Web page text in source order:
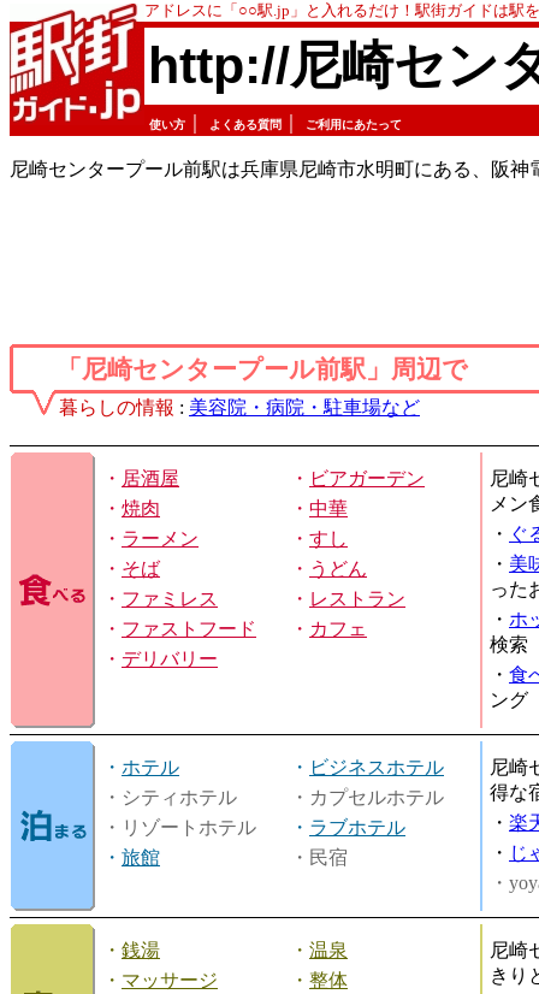
アドレスに「○○駅.jp」と入れるだけ！駅街ガイドは駅
http://尼崎セン
使い方 よくある質問 ご利用にあたって
尼崎センタープール前駅は兵庫県尼崎市水明町にある、阪神
「尼崎センタープール前駅」周辺で
暮らしの情報 : 美容院・病院・駐車場など
・ 居酒屋 ・ ビアガーデン
・ 焼肉 ・ 中華
・ ラーメン ・ すし
・ そば ・ うどん
・ ファミレス ・ レストラン
・ ファストフード ・ カフェ
・ デリバリー
尼崎
メン
・ ぐ
・ 美
った
・ ホ
検索
・ 食
ング
・ ホテル ・ ビジネスホテル
・シティホテル
・カプセルホテル
・リゾートホテル
・ ラブホテル
・ 旅館 ・民宿
尼崎
得な
・ 楽
・ じ
・
・ 銭湯 ・ 温泉
・ マッサージ ・ 整体
尼崎
きり